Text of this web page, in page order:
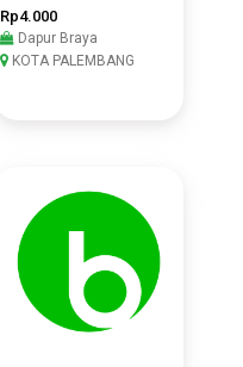
Rp4.000
Dapur Braya
KOTA PALEMBANG